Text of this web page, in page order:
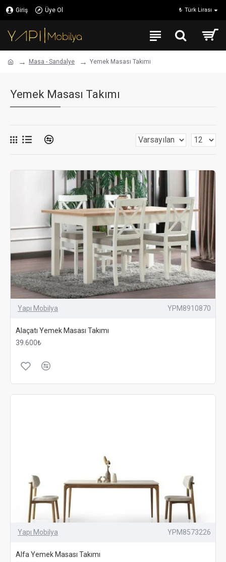
Giriş Üye Ol ₺ Türk Lirası
Masa - Sandalye Yemek Masası Takımı
Yemek Masası Takımı
Yapı Mobilya YPM8910870
Alaçatı Yemek Masası Takımı
39.600₺
Yapı Mobilya YPM8573226
Alfa Yemek Masası Takımı